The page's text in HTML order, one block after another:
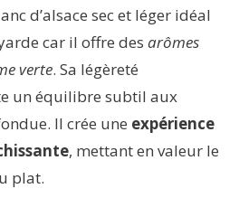
d’alsace sec et léger idéal
car il offre des arômes
verte. Sa légèreté
un équilibre subtil aux
Il crée une expérience
, mettant en valeur le
plat.